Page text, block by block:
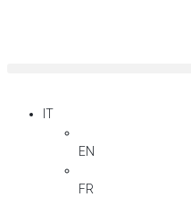
IT
EN
FR